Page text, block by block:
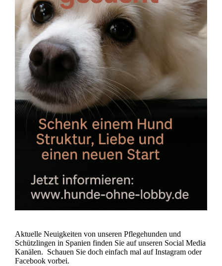
Aktuelle Neuigkeiten von unseren Pflegehunden und
Schützlingen in Spanien finden Sie auf unseren Social Media
Kanälen. Schauen Sie doch einfach mal auf Instagram oder
Facebook vorbei.